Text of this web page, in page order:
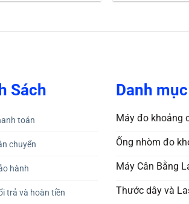
Sách
toán
chuyển
hành
trả và hoàn tiền
Danh
Máy đo khoảng
Ống nhòm đo
Máy Cân Bằng
Thước dây và